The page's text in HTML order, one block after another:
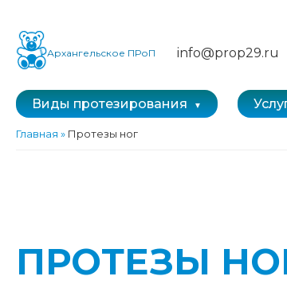
Архангельское ПРоП info@prop29.ru
Виды протезирования
Главная » Протезы ног
ПРОТЕЗЫ